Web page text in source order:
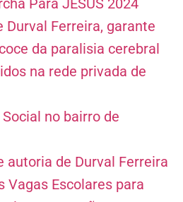
Para JESUS 2024
Durval Ferreira, garante
da paralisia cerebral
na rede privada de
no bairro de
autoria de Durval Ferreira
Vagas Escolares para